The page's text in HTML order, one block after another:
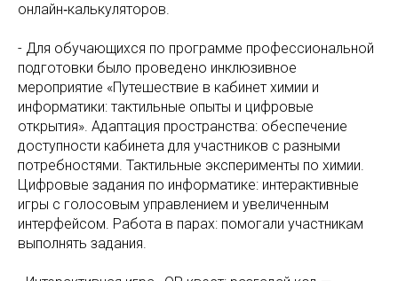
онлайн‑калькуляторов.
- Для обучающихся по программе профессиональной
подготовки было проведено инклюзивное
мероприятие «Путешествие в кабинет химии и
информатики: тактильные опыты и цифровые
открытия». Адаптация пространства: обеспечение
доступности кабинета для участников с разными
потребностями. Тактильные эксперименты по химии.
Цифровые задания по информатике: интерактивные
игры с голосовым управлением и увеличенным
интерфейсом. Работа в парах: помогали участникам
выполнять задания.